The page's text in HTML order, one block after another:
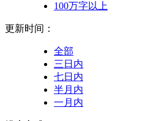
100万字以上
更新时间：
全部
三日内
七日内
半月内
一月内